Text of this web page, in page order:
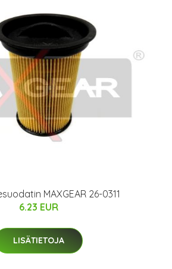
MAXGEAR 26-0311
6.23 EUR
LISÄTIETOJA